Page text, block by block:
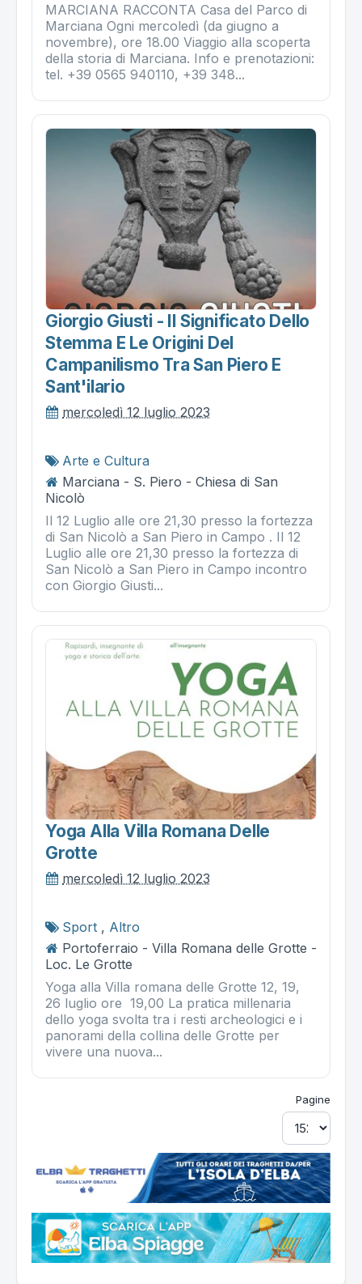
MARCIANA RACCONTA Casa del Parco di
Marciana Ogni mercoledì (da giugno a
novembre), ore 18.00 Viaggio alla scoperta
della storia di Marciana. Info e prenotazioni:
tel. +39 0565 940110, +39 348...
Giorgio Giusti - Il Significato Dello
Stemma E Le Origini Del
Campanilismo Tra San Piero E
Sant'ilario
mercoledì 12 luglio 2023
Arte e Cultura
Marciana - S. Piero - Chiesa di San
Nicolò
Il 12 Luglio alle ore 21,30 presso la fortezza
di San Nicolò a San Piero in Campo . Il 12
Luglio alle ore 21,30 presso la fortezza di
San Nicolò a San Piero in Campo incontro
con Giorgio Giusti...
Yoga Alla Villa Romana Delle
Grotte
mercoledì 12 luglio 2023
Sport , Altro
Portoferraio - Villa Romana delle Grotte -
Loc. Le Grotte
Yoga alla Villa romana delle Grotte 12, 19,
26 luglio ore 19,00 La pratica millenaria
dello yoga svolta tra i resti archeologici e i
panorami della collina delle Grotte per
vivere una nuova...
Pagine